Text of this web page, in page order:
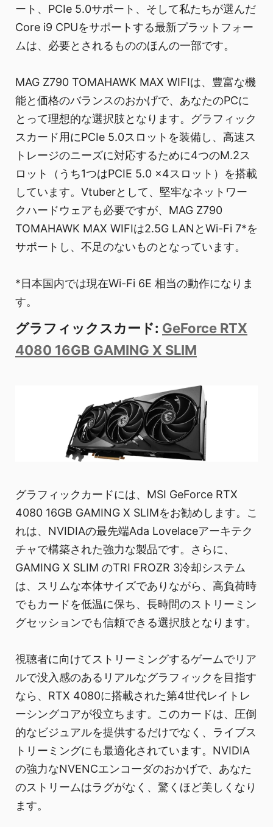
ート、PCIe 5.0サポート、そして私たちが選んだ
Core i9 CPUをサポートする最新プラットフォー
ムは、必要とされるもののほんの一部です。
MAG Z790 TOMAHAWK MAX WIFIは、豊富な機
能と価格のバランスのおかげで、あなたのPCに
とって理想的な選択肢となります。グラフィック
スカード用にPCIe 5.0スロットを装備し、高速ス
トレージのニーズに対応するために4つのM.2ス
ロット（うち1つはPCIE 5.0 x4スロット）を搭載
しています。Vtuberとして、堅牢なネットワー
クハードウェアも必要ですが、MAG Z790
TOMAHAWK MAX WIFIは2.5G LANとWi-Fi 7*を
サポートし、不足のないものとなっています。
*日本国内では現在Wi-Fi 6E 相当の動作になりま
す。
グラフィックスカード: GeForce RTX
4080 16GB GAMING X SLIM
グラフィックカードには、MSI GeForce RTX
4080 16GB GAMING X SLIMをお勧めします。こ
れは、NVIDIAの最先端Ada Lovelaceアーキテク
チャで構築された強力な製品です。さらに、
GAMING X SLIM のTRI FROZR 3冷却システム
は、スリムな本体サイズでありながら、高負荷時
でもカードを低温に保ち、長時間のストリーミン
グセッションでも信頼できる選択肢となります。
視聴者に向けてストリーミングするゲームでリア
ルで没入感のあるリアルなグラフィックを目指す
なら、RTX 4080に搭載された第4世代レイトレ
ーシングコアが役立ちます。このカードは、圧倒
的なビジュアルを提供するだけでなく、ライブス
トリーミングにも最適化されています。NVIDIA
の強力なNVENCエンコーダのおかげで、あなた
のストリームはラグがなく、驚くほど美しくなり
ます。